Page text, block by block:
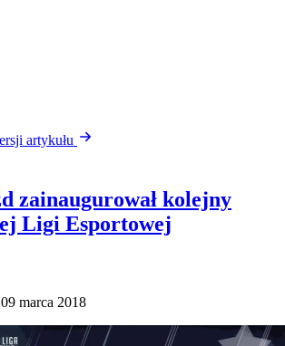
artykułu
zainaugurował kolejny
Ligi Esportowej
09 marca 2018